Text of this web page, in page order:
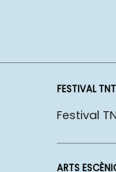
FESTIVAL TNT
Festival
ARTS